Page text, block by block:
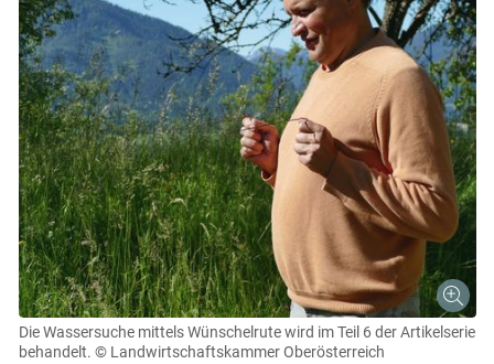
Skip to main content
Die Wassersuche mittels Wünschelrute wird im Teil 6 der Artikelserie
behandelt. © Landwirtschaftskammer Oberösterreich